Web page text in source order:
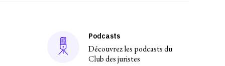
Podcasts
Découvrez les podcasts du
Club des juristes